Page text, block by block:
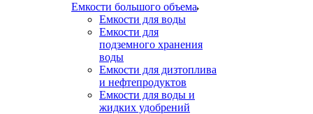
Емкости большого объема
Емкости для воды
Емкости для
подземного хранения
воды
Емкости для дизтоплива
и нефтепродуктов
Емкости для воды и
жидких удобрений